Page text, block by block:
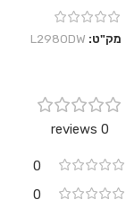
מק"ט: L2980DW
0 reviews
0
0